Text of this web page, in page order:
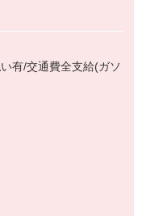
つです◎
ください。
から働けます。
有/交通費全支給(ガソ